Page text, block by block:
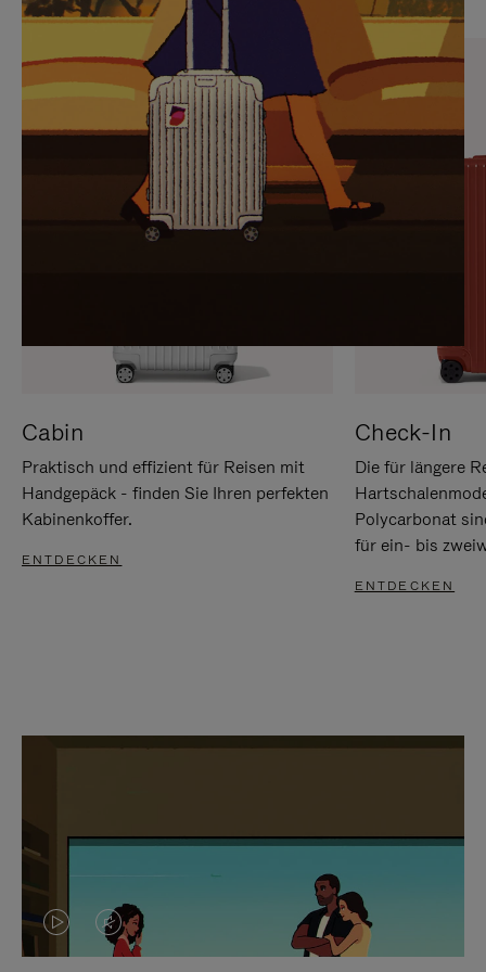
SIE,
UM
ANZUHALTEN
AUFHEBEN
DER
STUMMSCHALTUNG
Cabin
Praktisch und effizient für Reisen mit
Handgepäck - finden Sie Ihren perfekten
Kabinenkoffer.
ENTDECKEN
Check-In
Die für längere
Polycarbonat
für ein- bis
ENTDECKEN
DASVIDEO